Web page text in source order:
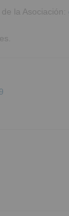
la Asociación: